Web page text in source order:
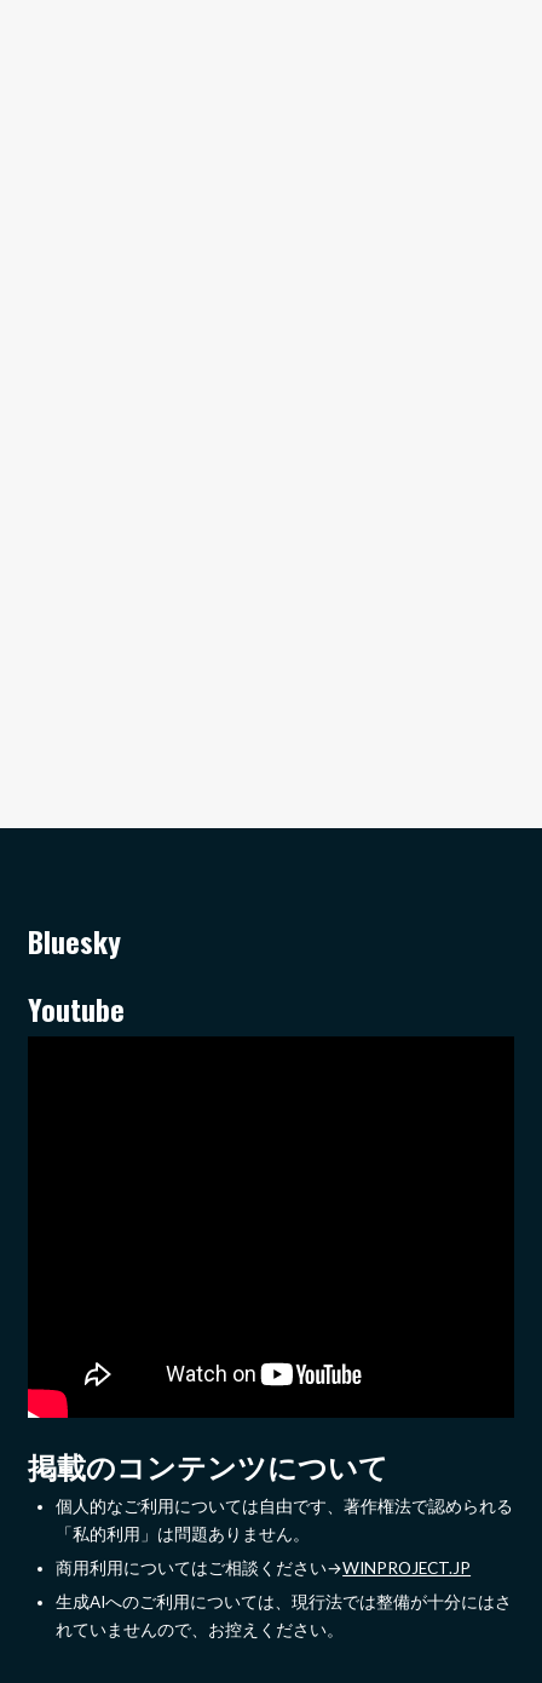
Bluesky
Youtube
掲載のコンテンツについて
個人的なご利用については自由です、著作権法で認められる
「私的利用」は問題ありません。
商用利用についてはご相談ください→WINPROJECT.JP
生成AIへのご利用については、現行法では整備が十分にはさ
れていませんので、お控えください。